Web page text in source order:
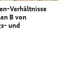
Verhältnisse
B von
und